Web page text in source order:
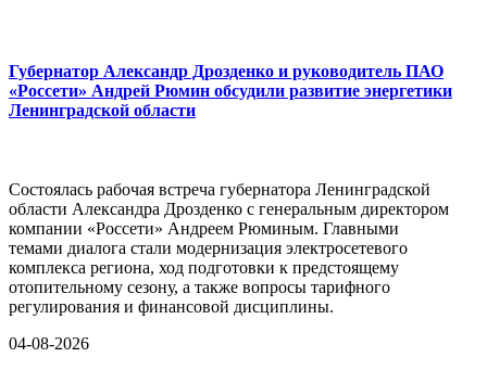
Губернатор Александр Дрозденко и руководитель ПАО
«Россети» Андрей Рюмин обсудили развитие энергетики
Ленинградской области
Состоялась рабочая встреча губернатора Ленинградской
области Александра Дрозденко с генеральным директором
компании «Россети» Андреем Рюминым. Главными
темами диалога стали модернизация электросетевого
комплекса региона, ход подготовки к предстоящему
отопительному сезону, а также вопросы тарифного
регулирования и финансовой дисциплины.
04-08-2026